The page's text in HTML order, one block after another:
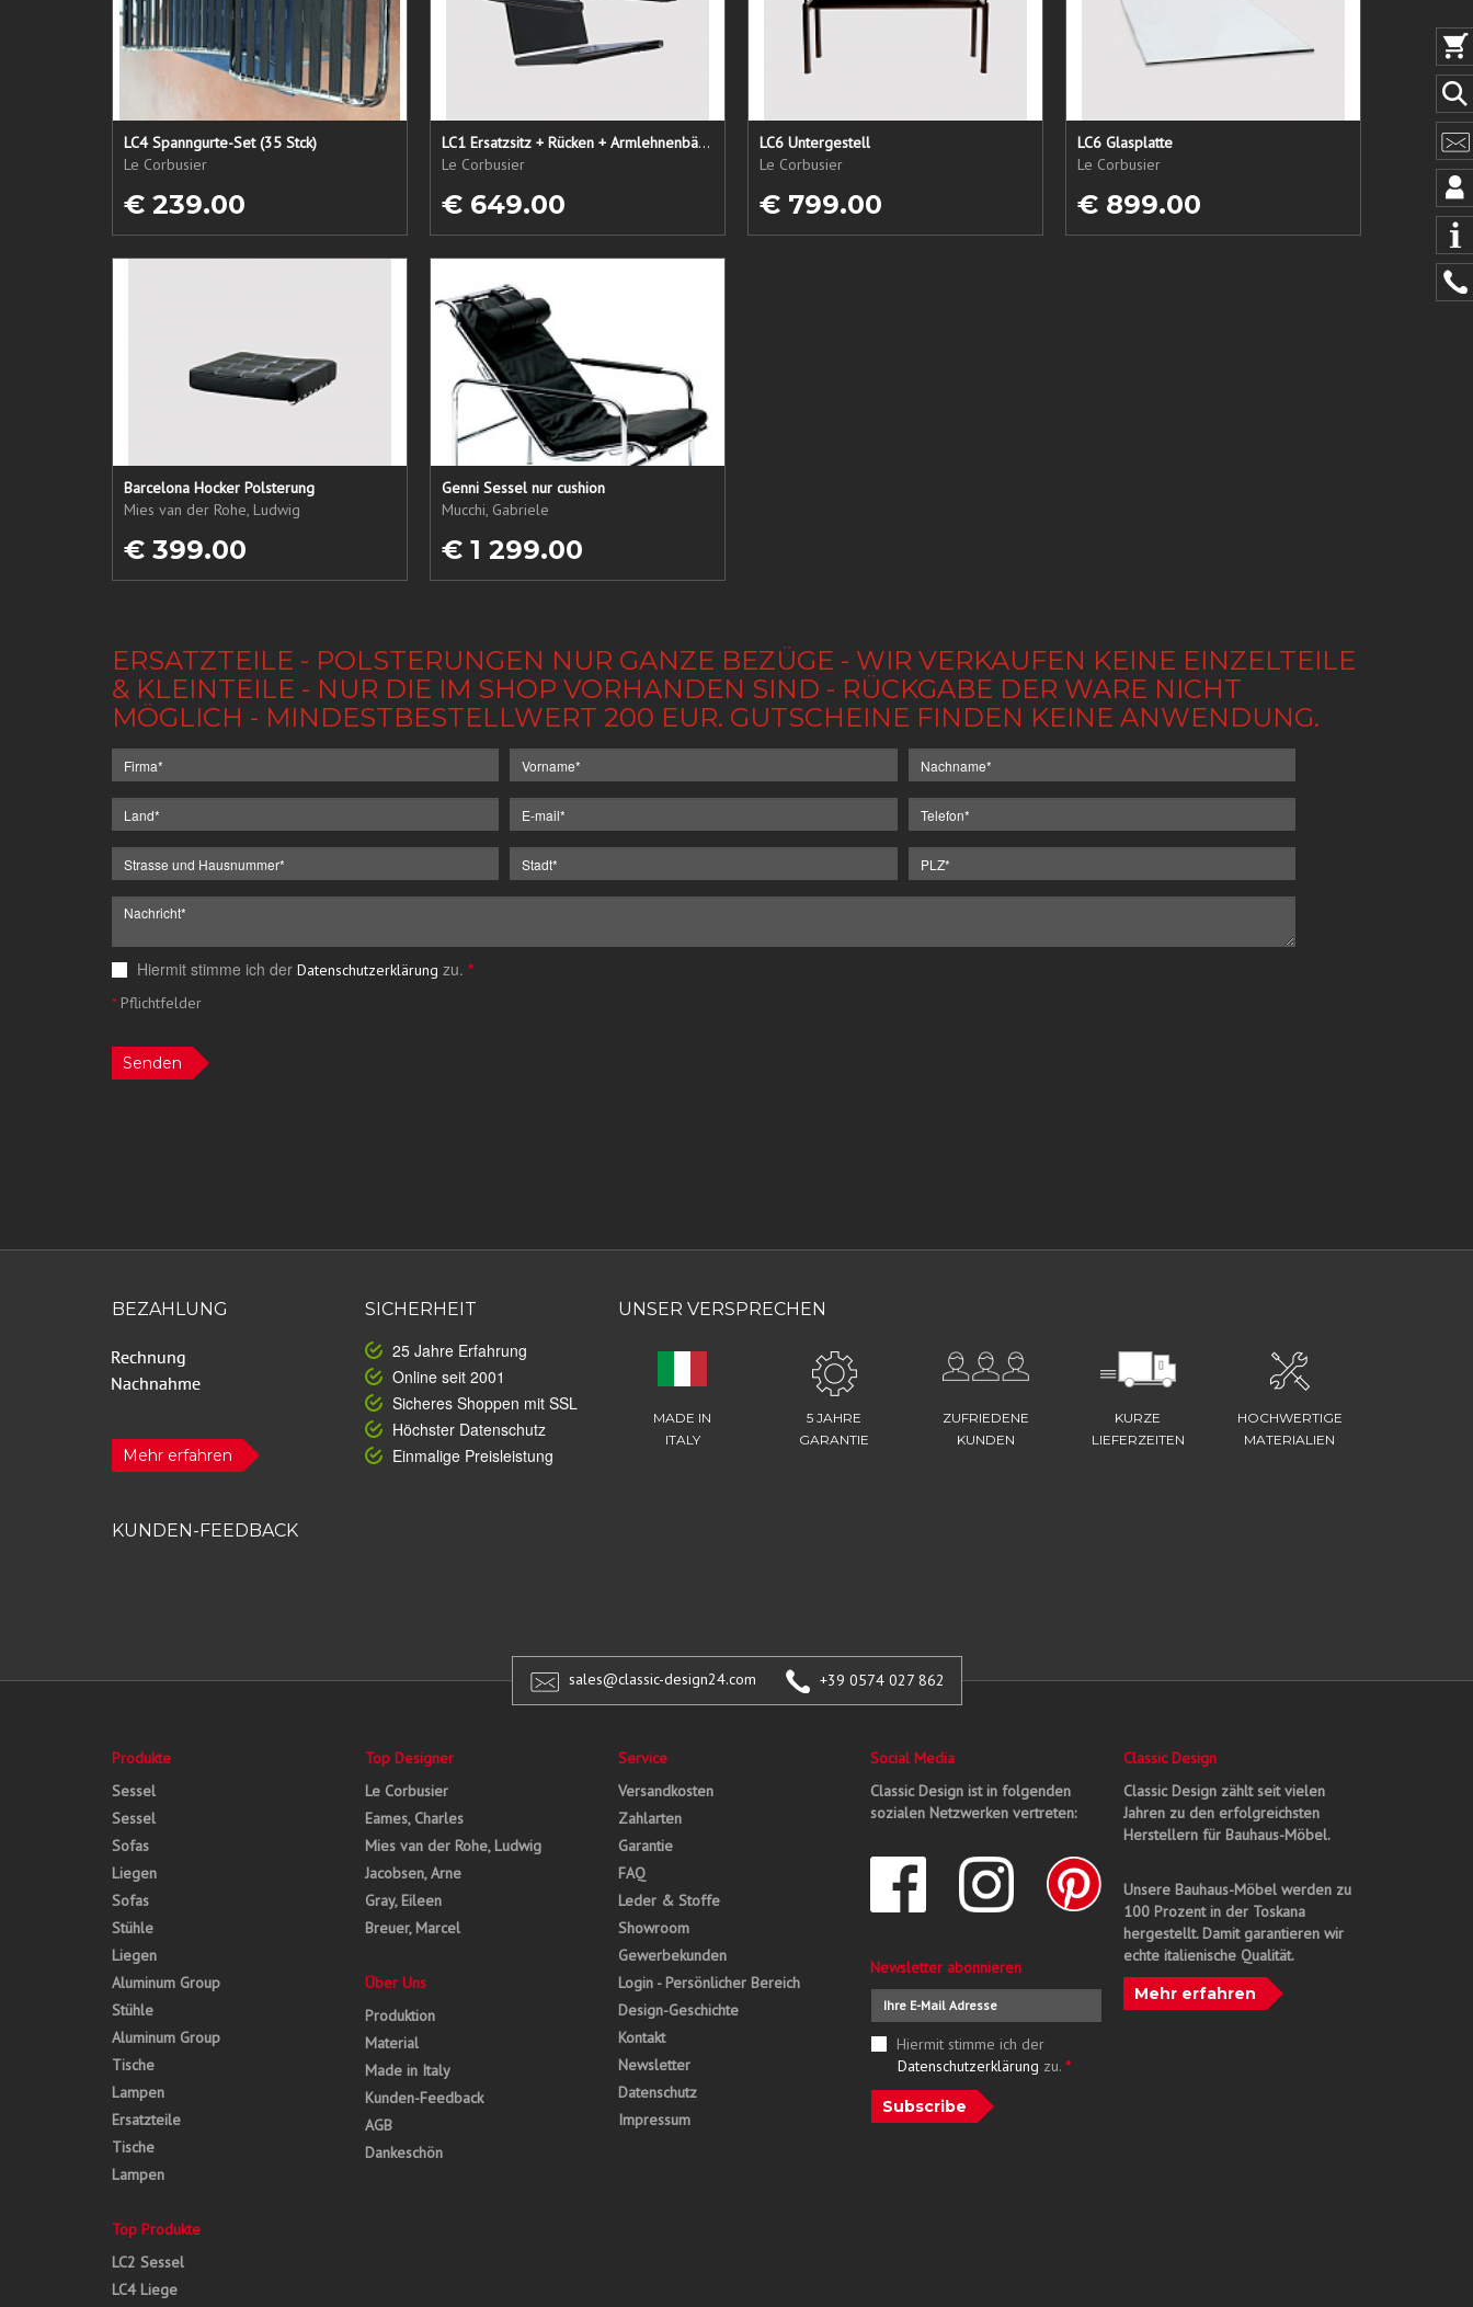
LC4 Spanngurte-Set (35 Stck)
Le Corbusier
€ 239.00
LC1 Ersatzsitz + Rücken + Armlehnenbänder
Le Corbusier
€ 649.00
LC6 Untergestell
Le Corbusier
€ 799.00
LC6 Glasplatte
Le Corbusier
€ 899.00
Barcelona Hocker Polsterung
Mies van der Rohe, Ludwig
€ 399.00
Genni Sessel nur cushion
Mucchi, Gabriele
€ 1 299.00
ERSATZTEILE - POLSTERUNGEN NUR GANZE BEZÜGE - WIR VERKAUFEN KEINE EINZELTEILE
& KLEINTEILE - NUR DIE IM SHOP VORHANDEN SIND - RÜCKGABE DER WARE NICHT
MÖGLICH - MINDESTBESTELLWERT 200 EUR. GUTSCHEINE FINDEN KEINE ANWENDUNG.
Hiermit stimme ich der Datenschutzerklärung zu. *
*Pflichtfelder
Senden
BEZAHLUNG
Mehr erfahren
SICHERHEIT
25 Jahre Erfahrung
Online seit 2001
Sicheres Shoppen mit SSL
Höchster Datenschutz
Einmalige Preisleistung
UNSER VERSPRECHEN
MADE IN
ITALY
5 JAHRE
GARANTIE
ZUFRIEDENE
KUNDEN
KURZE
LIEFERZEITEN
HOCHWERTIGE
MATERIALIEN
KUNDEN-FEEDBACK
sales@classic-design24.com +39 0574 027 862
Produkte
Sessel
Sessel
Sofas
Liegen
Sofas
Stühle
Liegen
Aluminum Group
Stühle
Aluminum Group
Tische
Lampen
Ersatzteile
Tische
Lampen
Top Produkte
LC2 Sessel
LC4 Liege
Top Designer
Le Corbusier
Eames, Charles
Mies van der Rohe, Ludwig
Jacobsen, Arne
Gray, Eileen
Breuer, Marcel
Über Uns
Produktion
Material
Made in Italy
Kunden-Feedback
AGB
Dankeschön
Service
Versandkosten
Zahlarten
Garantie
FAQ
Leder & Stoffe
Showroom
Gewerbekunden
Login - Persönlicher Bereich
Design-Geschichte
Kontakt
Newsletter
Datenschutz
Impressum
Social Media
Classic Design ist in folgenden
sozialen Netzwerken vertreten:
Newsletter abonnieren
Hiermit stimme ich der
Datenschutzerklärung zu. *
Subscribe
Classic Design
Classic Design zählt seit vielen
Jahren zu den erfolgreichsten
Herstellern für Bauhaus-Möbel.
Unsere Bauhaus-Möbel werden zu
100 Prozent in der Toskana
hergestellt. Damit garantieren wir
echte italienische Qualität.
Mehr erfahren